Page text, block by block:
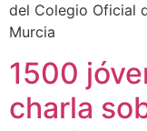
del Colegio Oficial
Murcia
1500
charla